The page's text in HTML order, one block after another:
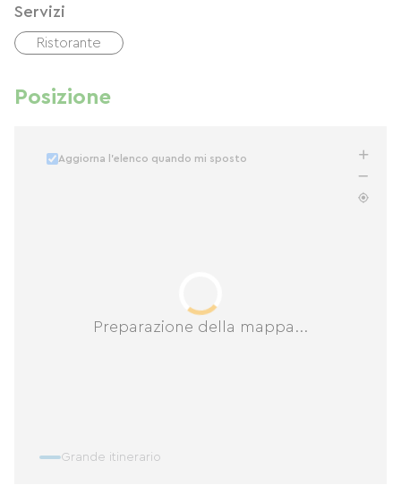
Servizi
Ristorante
Posizione
Preparazione della mappa...
Aggiorna l'elenco quando mi sposto
Grande itinerario